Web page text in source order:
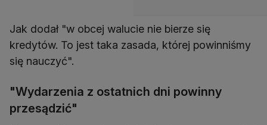
Jak dodał "w obcej walucie nie bierze się
kredytów. To jest taka zasada, której powinniśmy
się nauczyć".
"Wydarzenia z ostatnich dni powinny
przesądzić"